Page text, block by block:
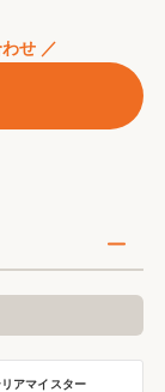
せ ／
アマイスター